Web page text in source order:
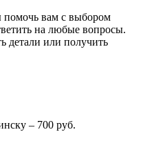
помочь вам с выбором
на любые вопросы.
детали или получить
– 700 руб.